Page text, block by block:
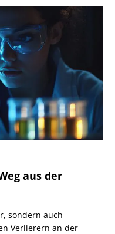
aus der
sondern auch
Verlierern an der